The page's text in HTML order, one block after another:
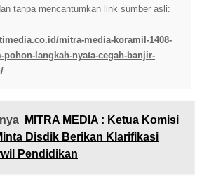
tanpa mencantumkan link sumber asli:
mitra-media-koramil-1408-
pohon-langkah-nyata-cegah-banjir-
MITRA MEDIA : Ketua Komisi
Disdik Berikan Klarifikasi
Pendidikan